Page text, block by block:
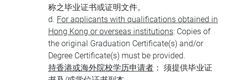
称之毕业证书或证明文件。
d. For applicants with qualifications obtained in
Hong Kong or overseas institutions: Copies of
the original Graduation Certificate(s) and/or
Degree Certificate(s) must be provided.
持香港或海外院校学历申请者 ： 须提供毕业证